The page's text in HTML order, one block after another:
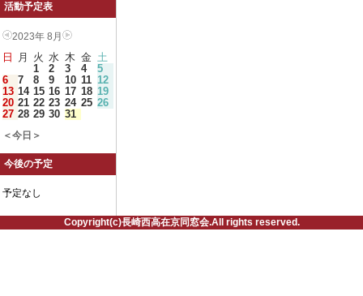
活動予定表
2023年 8月
日 月 火 水 木 金 土
1
2 3 4
5
6
7 8 9 10 11 12
13 14 15 16 17 18 19
20 21 22 23 24 25 26
27 28 29 30 31
＜今日＞
今後の予定
予定なし
Copyright(c)長崎西高在京同窓会.All rights reserved.